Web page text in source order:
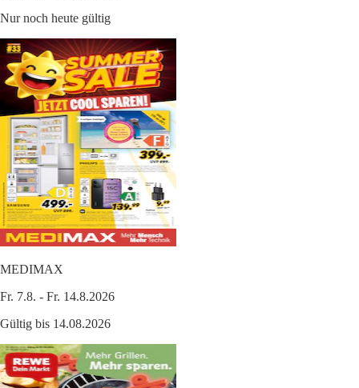
Nur noch heute gültig
MEDIMAX
Fr. 7.8. - Fr. 14.8.2026
Gültig bis 14.08.2026